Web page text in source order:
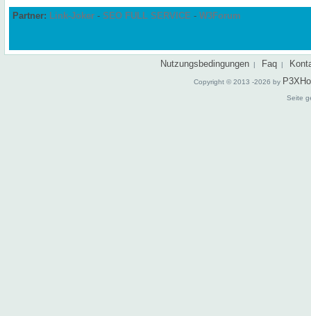
Partner: Link-Joker - SEO FULL SERVICE - W3Forum
Nutzungsbedingungen | Faq |
Copyright © 2013 -2026 by
Seite